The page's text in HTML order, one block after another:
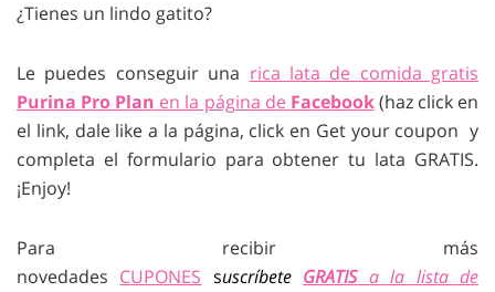
¿Tienes un lindo gatito?
Le puedes conseguir una rica lata de comida gratis
Purina Pro Plan en la página de Facebook(haz click en
el link, dale like a la página, click en Get your coupon y
completa el formulario para obtener tu lata GRATIS.
¡Enjoy!
Para recibir más
novedades CUPONES suscríbete GRATISa la lista de